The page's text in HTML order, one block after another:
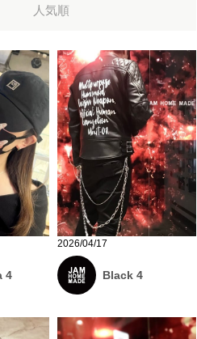
人気順
4
2026/04/17
Black 4